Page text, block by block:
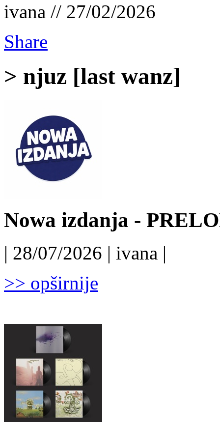
ivana // 27/02/2026
Share
> njuz [last wanz]
Nowa izdanja -
| 28/07/2026 | ivana |
>> opširnije